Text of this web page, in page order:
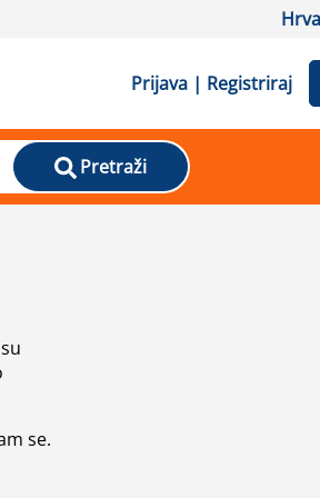
Prijava | Registriraj
Pretraži
se.